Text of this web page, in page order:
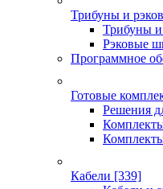
Трибуны и
Трибуны
Рэковые
Программное
Готовые
Решения
Кабели [339]